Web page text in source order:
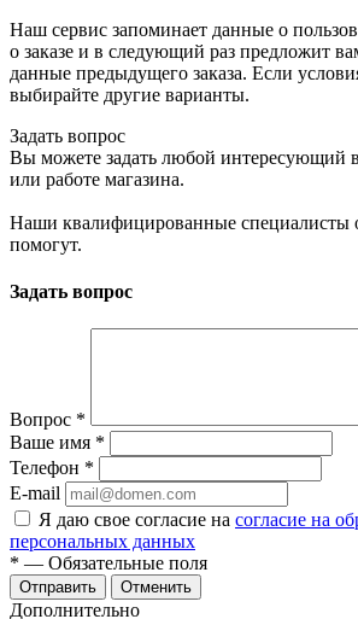
Наш сервис запоминает данные о
о заказе и в следующий раз предложит
данные предыдущего заказа. Если
выбирайте другие варианты.
Задать вопрос
Вы можете задать любой интересующий
или работе магазина.
Наши квалифицированные специалисты
помогут.
Задать вопрос
Вопрос *
Ваше имя *
Телефон *
E-mail
Я даю свое согласие на согласие на
персональных данных
* — Обязательные поля
Отменить
Дополнительно